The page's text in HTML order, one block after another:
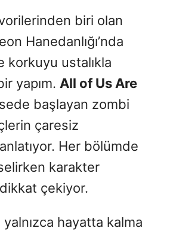
biri olan
Hanedanlığı’nda
korkuyu ustalıkla
yapım. All of Us Are
başlayan zombi
çaresiz
Her bölümde
karakter
çekiyor.
hayatta kalma